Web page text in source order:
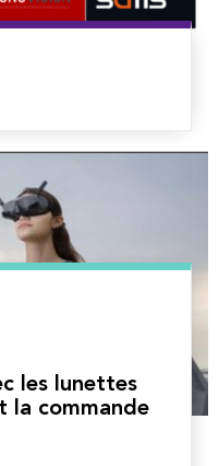
les lunettes
la commande